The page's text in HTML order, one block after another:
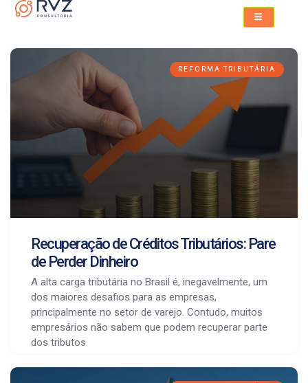
REFORMA TRIBUTÁRIA
Recuperação de Créditos Tributários: Pare
de Perder Dinheiro
A alta carga tributária no Brasil é, inegavelmente, um
dos maiores desafios para as empresas,
principalmente no setor de varejo. Contudo, muitos
empresários não sabem que podem recuperar parte
dos tributos